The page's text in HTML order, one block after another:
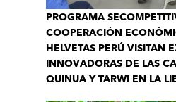
PROGRAMA
COOPERACIÓN
HELVETAS PERÚ VISITAN
INNOVADORAS DE LAS
QUINUA Y TARWI EN LA